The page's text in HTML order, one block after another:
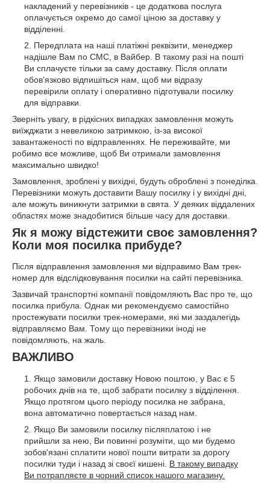
накладений у перевізників - це додаткова послуга
оплачується окремо до самої ціною за доставку у
відділенні.
Передплата на наші платіжні реквізити, менеджер
надішле Вам по СМС, в Вайбер. В такому разі на пошті
Ви сплачуєте тільки за саму доставку. Після оплати
обов'язково відпишіться нам, щоб ми відразу
перевірили оплату і оперативно підготували посилку
для відправки.
Зверніть увагу, в рідкісних випадках замовлення можуть
виїжджати з невеликою затримкою, із-за високої
завантаженості по відправленнях. Не переживайте, ми
робимо все можливе, щоб Ви отримали замовлення
максимально швидко!
Замовлення, зроблені у вихідні, будуть оброблені з понеділка.
Перевізники можуть доставити Вашу посилку і у вихідні дні,
але можуть виникнути затримки в свята. У деяких віддалених
областях може знадобитися більше часу для доставки.
Як я можу відстежити своє замовлення?
Коли моя посилка прибуде?
Після відправлення замовлення ми відправимо Вам трек-
номер для відслідковування посилки на сайті перевізника.
Зазвичай транспортні компанії повідомляють Вас про те, що
посилка прибула. Однак ми рекомендуємо самостійно
простежувати посилки трек-номерами, які ми заздалегідь
відправляємо Вам. Тому що перевізники іноді не
повідомляють, на жаль.
ВАЖЛИВО
Якщо замовили доставку Новою поштою, у Вас є 5
робочих днів на те, щоб забрати посилку з відділення.
Якщо протягом цього періоду посилка не забрана,
вона автоматично повертається назад нам.
Якщо Ви замовили посилку післяплатою і не
прийшли за нею, Ви повинні розуміти, що ми будемо
зобов'язані сплатити нової пошти витрати за дорогу
посилки туди і назад зі своєї кишені. В такому випадку
Ви потрапляєте в чорний список нашого магазину.